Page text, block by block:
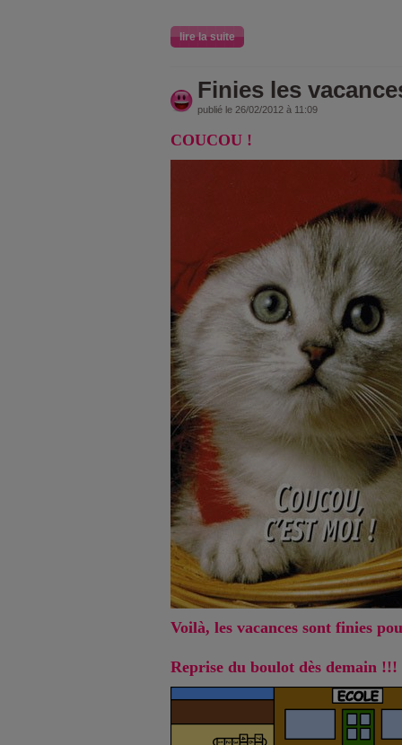
lire la suite
Finies les
publié le 26/02/2012 à 11:09
COUCOU !
Voilà, les vacances sont finies
Reprise du boulot dès demain !!!